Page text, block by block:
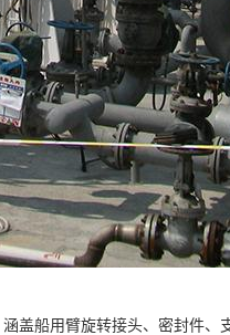
盖船用臂旋转接头、密封件、